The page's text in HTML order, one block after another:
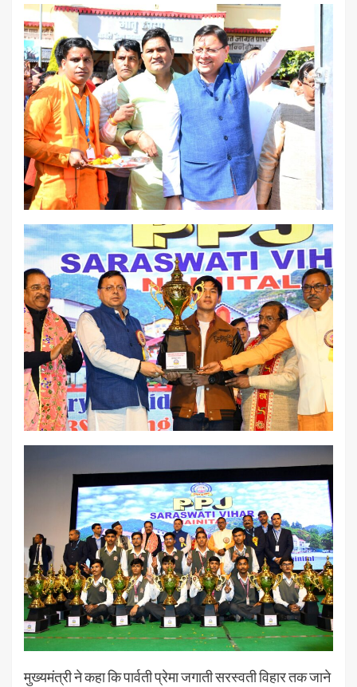
मुख्यमंत्री ने कहा कि पार्वती प्रेमा जगाती सरस्वती विहार तक जाने